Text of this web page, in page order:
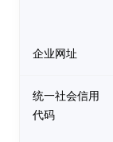
企业网址
统一社会信用
代码